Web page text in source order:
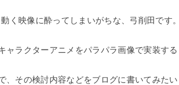
く映像に酔ってしまいがちな、弓削田です。
ャラクターアニメをパラパラ画像で実装する
、その検討内容などをブログに書いてみたい